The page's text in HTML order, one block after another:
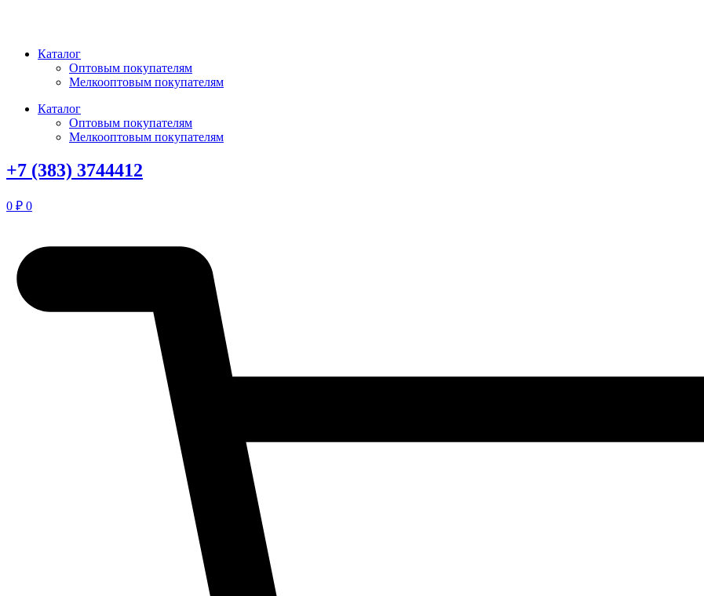
Каталог
Оптовым покупателям
Мелкооптовым покупателям
Каталог
Оптовым покупателям
Мелкооптовым покупателям
+7 (383) 3744412
0 ₽ 0